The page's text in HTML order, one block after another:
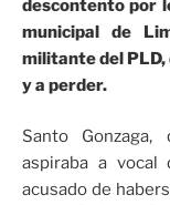
descontento por
municipal de
militante del PLD,
y a perder.
Santo
aspiraba a
acusado de